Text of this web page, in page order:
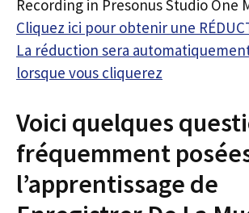
Recording in Presonus Studio One
Cliquez ici pour obtenir une
La réduction sera
lorsque vous cliquerez
Voici quelques
fréquemment
l’apprentissage de